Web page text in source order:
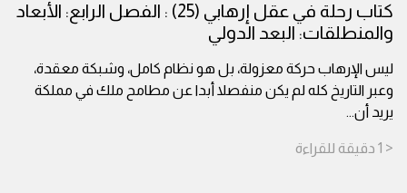
كتاب رحلة في عقل إرهابي (25) : الفصل الرابع: الأبعاد
والمنطلقات: البعد الدولي
ليس الإرهاب حركة معزولة، بل هو نظام كامل، وشبكة معقدة،
وعبر التاريخ كله لم يكن منفصلا أبدا عن مطامح ملك في مملكة
يريد أن...
< 1 دقيقة للقراءة